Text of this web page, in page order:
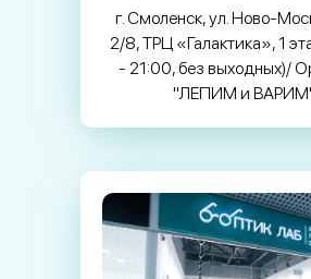
г. Смоленск, ул. Ново-
2/8, ТРЦ «Галактика», 1
- 21:00, без выходных)/
"ЛЕПИМ и